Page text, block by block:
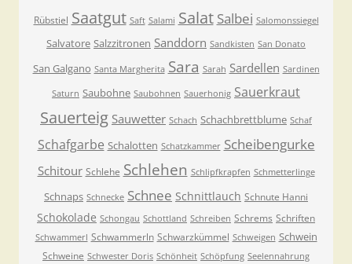
Rübstiel Saatgut Saft Salami Salat Salbei Salomonssiegel
Salvatore Salzzitronen Sanddorn Sandkisten San Donato
San Galgano Santa Margherita Sara Sarah Sardellen Sardinen
Saturn Saubohne Saubohnen Sauerhonig Sauerkraut
Sauerteig Sauwetter Schach Schachbrettblume Schaf
Schafgarbe Schalotten Schatzkammer Scheibengurke
Schitour Schlehe Schlehen Schlipfkrapfen Schmetterlinge
Schnaps Schnecke Schnee Schnittlauch Schnute Hanni
Schokolade Schongau Schottland Schreiben Schrems Schriften
Schwammerl Schwammerln Schwarzkümmel Schweigen Schwein
Schweine Schwester Doris Schönheit Schöpfung Seelennahrung